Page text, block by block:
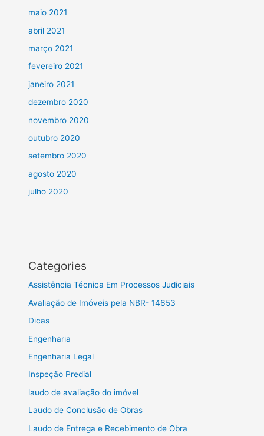
maio 2021
abril 2021
março 2021
fevereiro 2021
janeiro 2021
dezembro 2020
novembro 2020
outubro 2020
setembro 2020
agosto 2020
julho 2020
Categories
Assistência Técnica Em Processos Judiciais
Avaliação de Imóveis pela NBR- 14653
Dicas
Engenharia
Engenharia Legal
Inspeção Predial
laudo de avaliação do imóvel
Laudo de Conclusão de Obras
Laudo de Entrega e Recebimento de Obra